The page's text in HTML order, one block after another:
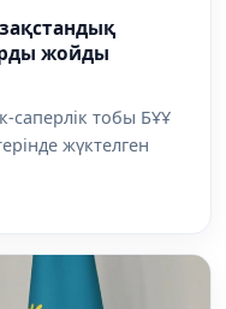
жойды
саперлік тобы БҰҰ
жүктелген